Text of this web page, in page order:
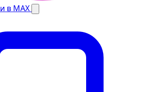
в MAX